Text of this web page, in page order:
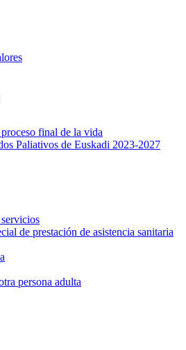
final de la vida
Paliativos de Euskadi 2023-2027
de prestación de asistencia sanitaria
persona adulta